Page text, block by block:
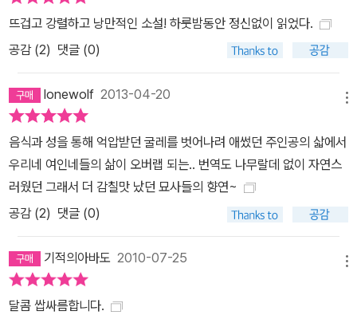
뜨겁고 강렬하고 낭만적인 소설! 하룻밤동안 정신없이 읽었다.
공감 (2) 댓글 (0)
lonewolf 2013-04-20
음식과 성을 통해 억압받던 굴레를 벗어나려 애썼던 주인공의 삷에서
우리네 여인네들의 삶이 오버랩 되는.. 번역도 나무랄데 없이 자연스
러웠던 그래서 더 감칠맛 났던 묘사들의 향연~
공감 (2) 댓글 (0)
기적의아바도 2010-07-25
달콤 쌉싸름합니다.